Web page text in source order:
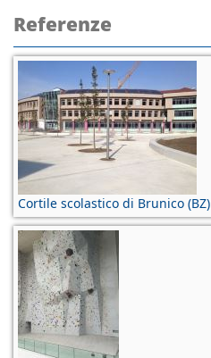
Referenze
Cortile scolastico di Brunico (BZ)